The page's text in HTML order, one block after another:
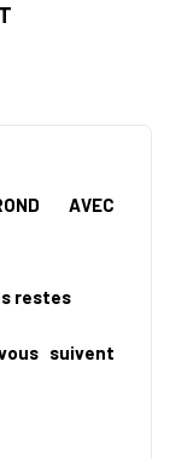
AVEC
restes
suivent